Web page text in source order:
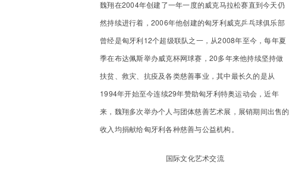
魏翔在2004年创建了一年一度的威克马拉松赛直到今天仍
然持续进行着，2006年他创建的匈牙利威克乒乓球俱乐部
曾经是匈牙利12个超级联队之一，从2008年至今，每年夏
季在布达佩斯举办威克杯网球赛，20多年来他持续坚持做
扶贫、救灾、抗疫及各类慈善事业，其中最长久的是从
1994年开始至今连续29年赞助匈牙利特奥运动会，近年
来，魏翔多次举办个人与团体慈善艺术展，展销期间出售的
收入均捐献给匈牙利各种慈善与公益机构。
国际文化艺术交流